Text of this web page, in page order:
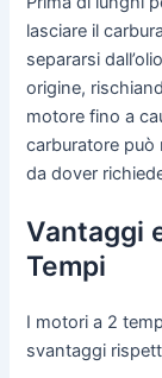
lasciare il
separarsi
origine,
motore fino a
carburatore può
da dover
Vantaggi
Tempi
I motori a 2
svantaggi